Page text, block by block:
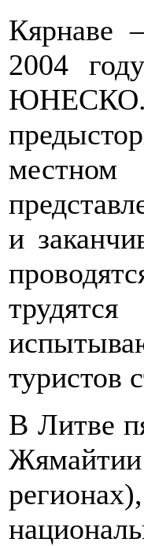
Кярнаве
2004
ЮНЕСКО.
местном
и
туристов
В Литве